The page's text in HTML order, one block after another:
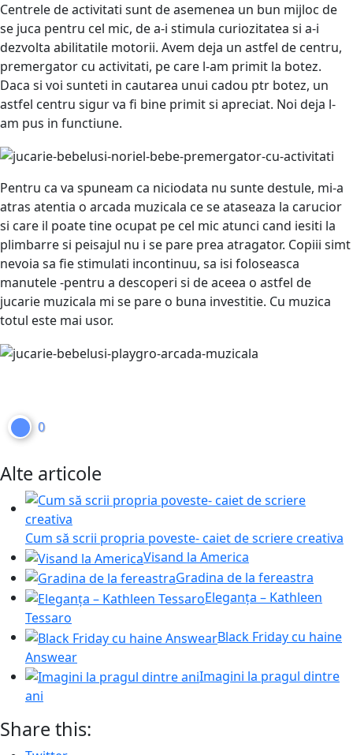
Centrele de activitati sunt de asemenea un bun mijloc de
se juca pentru cel mic, de a-i stimula curiozitatea si a-i
dezvolta abilitatile motorii. Avem deja un astfel de centru,
premergator cu activitati, pe care l-am primit la botez.
Daca si voi sunteti in cautarea unui cadou ptr botez, un
astfel centru sigur va fi bine primit si apreciat. Noi deja l-
am pus in functiune.
Pentru ca va spuneam ca niciodata nu sunte destule, mi-a
atras atentia o arcada muzicala ce se ataseaza la carucior
si care il poate tine ocupat pe cel mic atunci cand iesiti la
plimbarre si peisajul nu i se pare prea atragator. Copiii simt
nevoia sa fie stimulati incontinuu, sa isi foloseasca
manutele -pentru a descoperi si de aceea o astfel de
jucarie muzicala mi se pare o buna investitie. Cu muzica
totul este mai usor.
0
Alte articole
Cum să scrii propria poveste- caiet de scriere creativa
Visand la America
Gradina de la fereastra
Eleganța – Kathleen
Tessaro
Black Friday cu haine
Answear
Imagini la pragul dintre
ani
Share this: